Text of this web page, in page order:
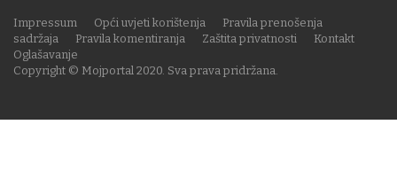
Copyright © Mojportal 2020. Sva prava pridržana.
Impressum Opći uvjeti korištenja
Pravila prenošenja
sadržaja
Pravila komentiranja Zaštita privatnosti
Kontakt
Oglašavanje